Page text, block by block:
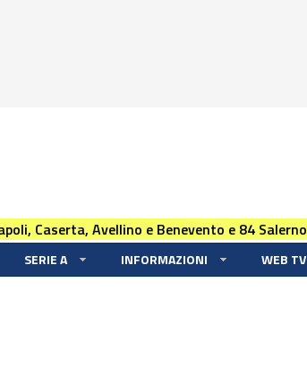
Caserta, Avellino e Benevento e 84 Salerno
SERIE A INFORMAZIONI WEB TV